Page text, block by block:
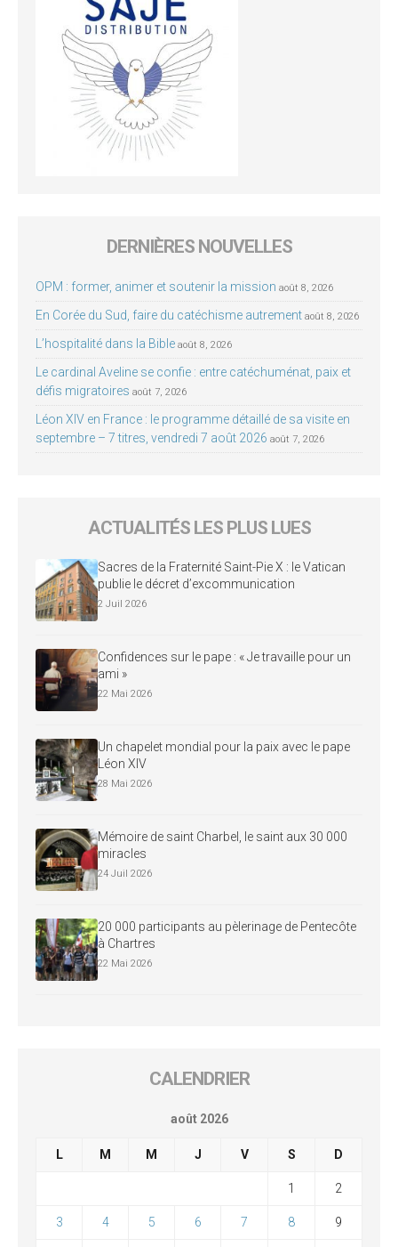
DERNIÈRES NOUVELLES
OPM : former, animer et soutenir la mission août 8, 2026
En Corée du Sud, faire du catéchisme autrement août 8, 2026
L’hospitalité dans la Bible août 8, 2026
Le cardinal Aveline se confie : entre catéchuménat, paix et
défis migratoires août 7, 2026
Léon XIV en France : le programme détaillé de sa visite en
septembre – 7 titres, vendredi 7 août 2026 août 7, 2026
ACTUALITÉS LES PLUS LUES
Sacres de la Fraternité Saint-Pie X : le Vatican
publie le décret d’excommunication
2 Juil 2026
Confidences sur le pape : « Je travaille pour un
ami »
22 Mai 2026
Un chapelet mondial pour la paix avec le pape
Léon XIV
28 Mai 2026
Mémoire de saint Charbel, le saint aux 30 000
miracles
24 Juil 2026
20 000 participants au pèlerinage de Pentecôte
à Chartres
22 Mai 2026
CALENDRIER
août 2026
L M M J V S D
1 2
3 4 5 6 7 8 9